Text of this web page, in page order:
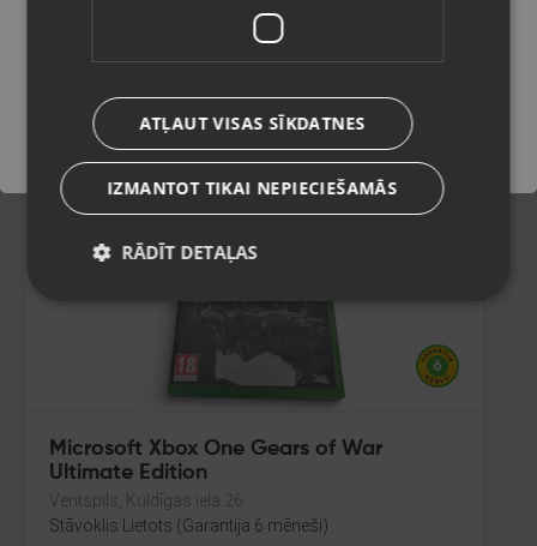
Stāvoklis Lietots (Garantija 6 mēneši)
€
Microsoft Xbox One Gears of War
Ultimate Edition
Ventspils, Kuldīgas iela 26
Stāvoklis Lietots (Garantija 6 mēneši)
Saglabāt
ATĻAUT VISAS SĪKDATNES
IZMANTOT TIKAI NEPIECIEŠAMĀS
RĀDĪT DETAĻAS